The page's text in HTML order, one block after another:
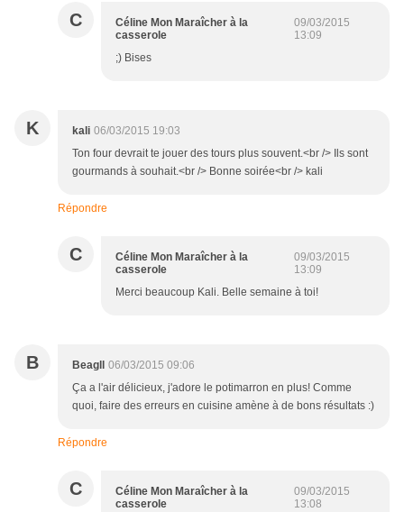
C
Céline Mon Maraîcher à la
casserole
09/03/2015
13:09
;) Bises
K kali 06/03/2015 19:03
Ton four devrait te jouer des tours plus souvent.<br /> Ils sont
gourmands à souhait.<br /> Bonne soirée<br /> kali
Répondre
C
Céline Mon Maraîcher à la
casserole
09/03/2015
13:09
Merci beaucoup Kali. Belle semaine à toi!
B Beagll
06/03/2015 09:06
Ça a l'air délicieux, j'adore le potimarron en plus! Comme
quoi, faire des erreurs en cuisine amène à de bons résultats :)
Répondre
C
Céline Mon Maraîcher à la
casserole
09/03/2015
13:08